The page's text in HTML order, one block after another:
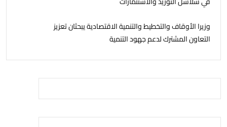
وزيرا الأوقاف والتخطيط والتنمية الاقتصادية يبحثان تعزيز
التعاون المشترك لدعم جهود التنمية